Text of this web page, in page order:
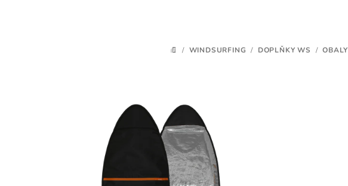
DOMŮ
/ WINDSURFING / DOPLŇKY WS / OBALY